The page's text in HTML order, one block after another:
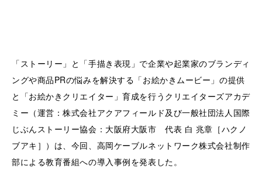
「ストーリー」と「手描き表現」で企業や起業家のブランディ
ングや商品PRの悩みを解決する「お絵かきムービー」の提供
と「お絵かきクリエイター」育成を行うクリエイターズアカデ
ミー（運営：株式会社アクアフィールド及び一般社団法人国際
じぶんストーリー協会：大阪府大阪市 代表 白 兆章［ハクノ
ブアキ］）は、今回、高岡ケーブルネットワーク株式会社制作
部による教育番組への導入事例を発表した。